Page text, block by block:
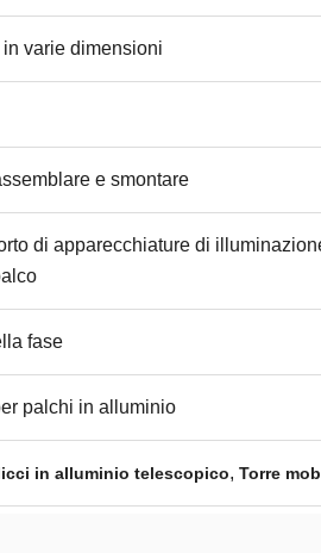
varie dimensioni
e smontare
di apparecchiature di
fase
palchi in alluminio
in alluminio telescopico, Torre